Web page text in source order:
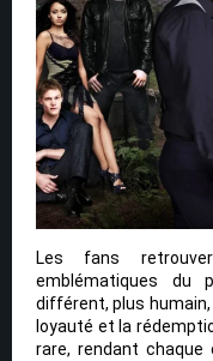
Les fans
emblématiques du
différent, plus humain,
loyauté et la
rare, rendant chaque